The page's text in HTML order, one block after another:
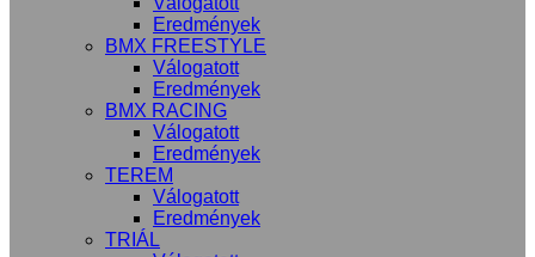
Eredmények
BMX FREESTYLE
Válogatott
Eredmények
BMX RACING
Válogatott
Eredmények
TEREM
Válogatott
Eredmények
TRIÁL